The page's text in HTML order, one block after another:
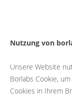
Nutzung von
Unsere Website
Borlabs Cookie,
Cookies in Ihrem